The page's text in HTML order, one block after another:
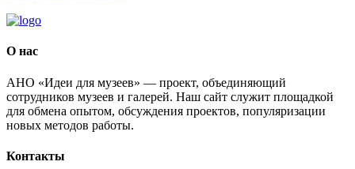
О нас
АНО «Идеи для музеев» — проект, объединяющий
сотрудников музеев и галерей. Наш сайт служит площадкой
для обмена опытом, обсуждения проектов, популяризации
новых методов работы.
Контакты